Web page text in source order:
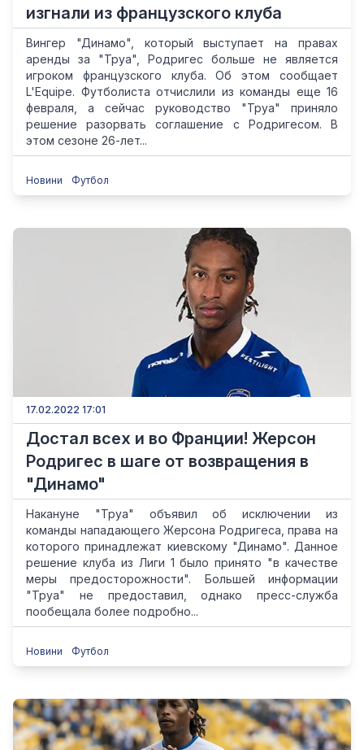
изгнали из французского клуба
Вингер "Динамо", который выступает на правах
аренды за "Труа", Родригес больше не является
игроком французского клуба. Об этом сообщает
L'Equipe. Футболиста отчислили из команды еще 16
февраля, а сейчас руководство "Труа" приняло
решение разорвать соглашение с Родригесом. В
этом сезоне 26-лет...
Новини Футбол
17.02.2022 17:01
Достал всех и во Франции! Жерсон
Родригес в шаге от возвращения в
"Динамо"
Накануне "Труа" объявил об исключении из
команды нападающего Жерсона Родригеса, права на
которого принадлежат киевскому "Динамо". Данное
решение клуба из Лиги 1 было принято "в качестве
меры предосторожности". Большей информации
"Труа" не предоставил, однако пресс-служба
пообещала более подробно...
Новини Футбол